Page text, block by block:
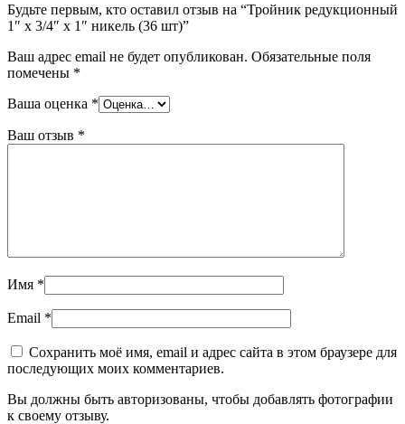
Будьте первым, кто оставил отзыв на “Тройник редукционный
1″ х 3/4″ х 1″ никель (36 шт)”
Ваш адрес email не будет опубликован. Обязательные поля
помечены *
Ваша оценка *
Ваш отзыв *
Имя *
Email *
Сохранить моё имя, email и адрес сайта в этом браузере для
последующих моих комментариев.
Вы должны быть авторизованы, чтобы добавлять фотографии
к своему отзыву.